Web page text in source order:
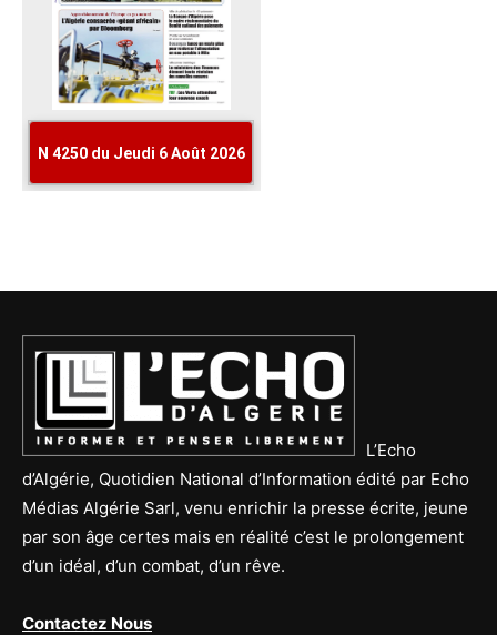
L’Echo
d’Algérie, Quotidien National d’Information édité par Echo
Médias Algérie Sarl, venu enrichir la presse écrite, jeune
par son âge certes mais en réalité c’est le prolongement
d’un idéal, d’un combat, d’un rêve.
Contactez Nous